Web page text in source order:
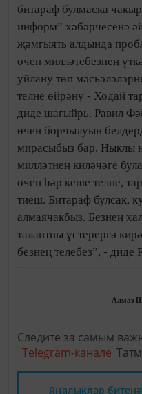
битараф булмаска
информ” хәбәрчесенә
җәмгыять алдында
өчен милләтебезнең
уйлану төп
телне өйрәнү - Ходай
диде шагыйрь. Равил
өчен борчылуын
мирасыбыз бар. Ныклы
милләтнең киләчәге
өчен һәр кеше телне,
тиеш. Битараф булсак,
алмаячакбыз. Безнең
талантны үстерергә
безнең телебез”, - диде
Алмаз
Следите за самым
Telegram-канале
Яңалыклар битенә